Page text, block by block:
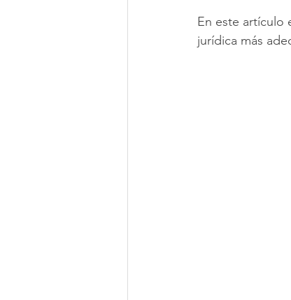
En este artículo
jurídica más